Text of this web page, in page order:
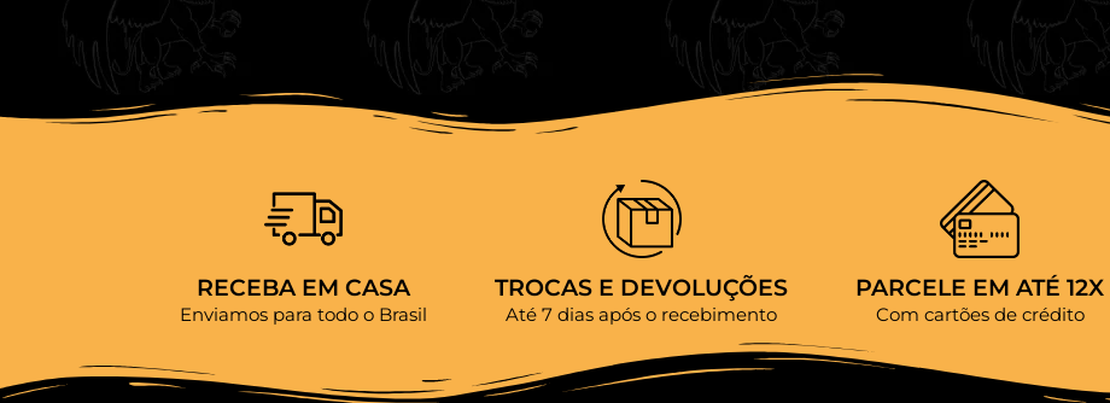
RECEBA EM CASA
Enviamos para todo o Brasil
TROCAS E DEVOLUÇÕES
Até 7 dias após o recebimento
PARCELE EM ATÉ 12X
Com cartões de crédito